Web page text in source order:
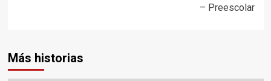
– Preescolar
Más historias